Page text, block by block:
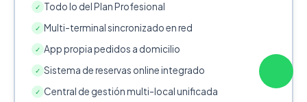
✓ Todo lo del Plan Profesional
✓ Multi-terminal sincronizado en red
✓ App propia pedidos a domicilio
✓ Sistema de reservas online integrado
✓ Central de gestión multi-local unificada